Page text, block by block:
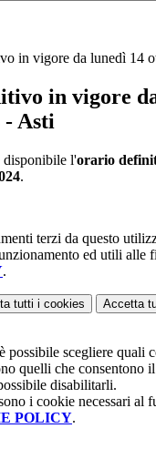
in vigore da lunedì 14
in vigore
- Asti
disponibile l'orario
.
terzi da questo
ed utili alle
.
tutti i cookies Accetta
possibile scegliere quali
quelli che consentono
disabilitarli.
i cookie necessari al
POLICY.